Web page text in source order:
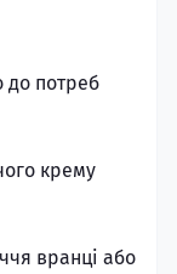
до потреб
крему
вранці або